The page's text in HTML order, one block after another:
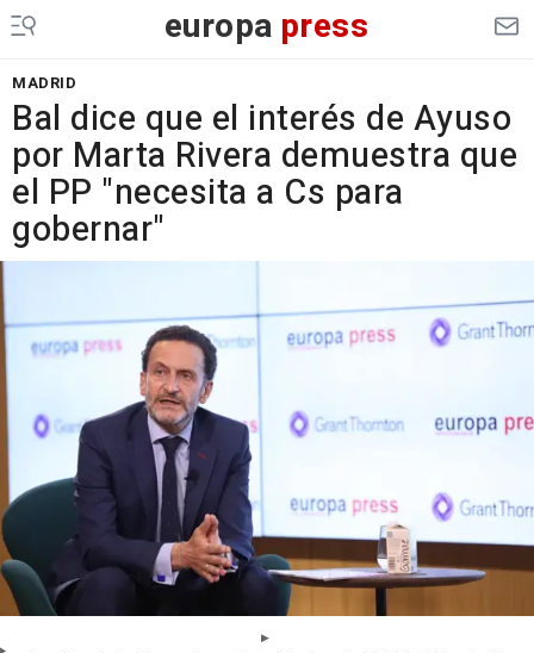
europa press
MADRID
Bal dice que el interés de Ayuso
por Marta Rivera demuestra que
el PP "necesita a Cs para
gobernar"